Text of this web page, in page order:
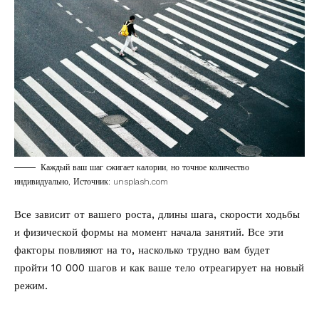
Каждый ваш шаг сжигает калории, но точное количество
индивидуально, Источник: unsplash.com
Все зависит от вашего роста, длины шага, скорости ходьбы
и физической формы на момент начала занятий. Все эти
факторы повлияют на то, насколько трудно вам будет
пройти 10 000 шагов и как ваше тело отреагирует на новый
режим.